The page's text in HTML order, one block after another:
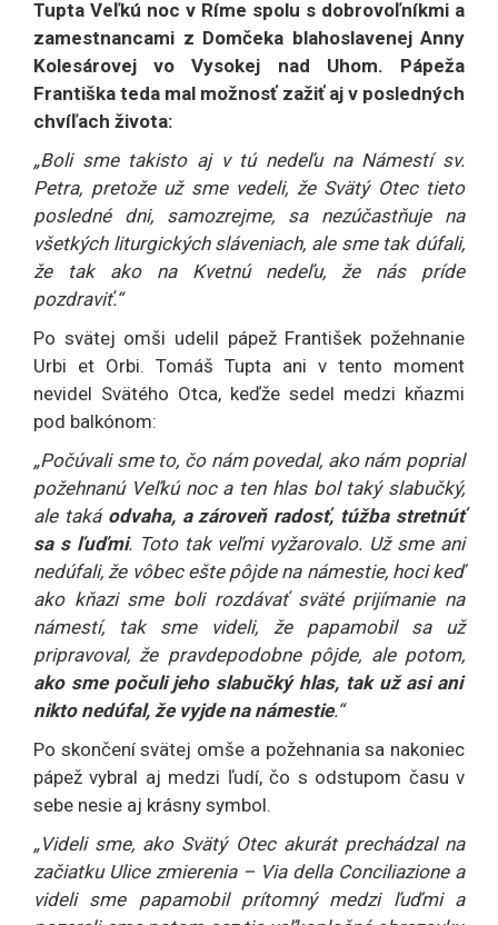
Tupta Veľkú noc v Ríme spolu s dobrovoľníkmi a
zamestnancami z Domčeka blahoslavenej Anny
Kolesárovej vo Vysokej nad Uhom. Pápeža
Františka teda mal možnosť zažiť aj v posledných
chvíľach života:
„Boli sme takisto aj v tú nedeľu na Námestí sv.
Petra, pretože už sme vedeli, že Svätý Otec tieto
posledné dni, samozrejme, sa nezúčastňuje na
všetkých liturgických sláveniach, ale sme tak dúfali,
že tak ako na Kvetnú nedeľu, že nás príde
pozdraviť.“
Po svätej omši udelil pápež František požehnanie
Urbi et Orbi. Tomáš Tupta ani v tento moment
nevidel Svätého Otca, keďže sedel medzi kňazmi
pod balkónom:
„Počúvali sme to, čo nám povedal, ako nám poprial
požehnanú Veľkú noc a ten hlas bol taký slabučký,
ale taká odvaha, a zároveň radosť, túžba stretnúť
sa s ľuďmi. Toto tak veľmi vyžarovalo. Už sme ani
nedúfali, že vôbec ešte pôjde na námestie, hoci keď
ako kňazi sme boli rozdávať sväté prijímanie na
námestí, tak sme videli, že papamobil sa už
pripravoval, že pravdepodobne pôjde, ale potom,
ako sme počuli jeho slabučký hlas, tak už asi ani
nikto nedúfal, že vyjde na námestie.“
Po skončení svätej omše a požehnania sa nakoniec
pápež vybral aj medzi ľudí, čo s odstupom času v
sebe nesie aj krásny symbol.
„Videli sme, ako Svätý Otec akurát prechádzal na
začiatku Ulice zmierenia – Via della Conciliazione a
videli sme papamobil prítomný medzi ľuďmi a